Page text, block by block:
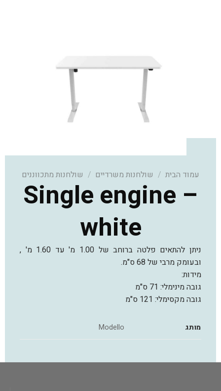
עמוד הבית / שולחנות משרדיים / שולחנות מתכווננים
Single engine –
white
ניתן להתאים פלטה ברוחב של 1.00 מ' עד 1.60 מ' ,
ובעומק מרבי של 68 ס"מ.
מידות:
גובה מינימלי: 71 ס"מ
גובה מקסימלי: 121 ס"מ
מותג Modello